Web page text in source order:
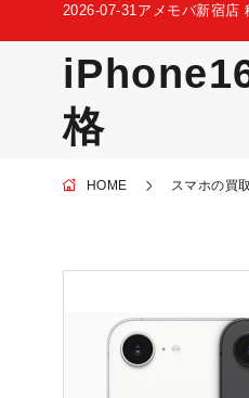
2026-07-31 アメモバ新宿店
格
HOME スマホの買